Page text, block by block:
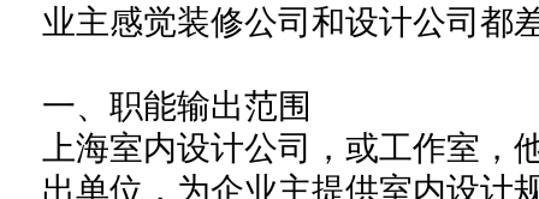
业主感觉装修公司和设计公司都
一、职能输出范围
上海室内设计公司，或工作室
出单位，为企业主提供室内设计